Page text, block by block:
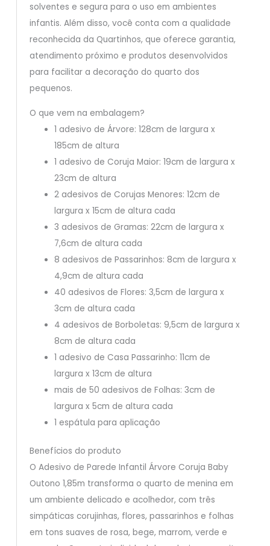
solventes e segura para o uso em ambientes
infantis. Além disso, você conta com a qualidade
reconhecida da Quartinhos, que oferece garantia,
atendimento próximo e produtos desenvolvidos
para facilitar a decoração do quarto dos
pequenos.
O que vem na embalagem?
1 adesivo de Árvore: 128cm de largura x
185cm de altura
1 adesivo de Coruja Maior: 19cm de largura x
23cm de altura
2 adesivos de Corujas Menores: 12cm de
largura x 15cm de altura cada
3 adesivos de Gramas: 22cm de largura x
7,6cm de altura cada
8 adesivos de Passarinhos: 8cm de largura x
4,9cm de altura cada
40 adesivos de Flores: 3,5cm de largura x
3cm de altura cada
4 adesivos de Borboletas: 9,5cm de largura x
8cm de altura cada
1 adesivo de Casa Passarinho: 11cm de
largura x 13cm de altura
mais de 50 adesivos de Folhas: 3cm de
largura x 5cm de altura cada
1 espátula para aplicação
Benefícios do produto
O Adesivo de Parede Infantil Árvore Coruja Baby
Outono 1,85m transforma o quarto de menina em
um ambiente delicado e acolhedor, com três
simpáticas corujinhas, flores, passarinhos e folhas
em tons suaves de rosa, bege, marrom, verde e